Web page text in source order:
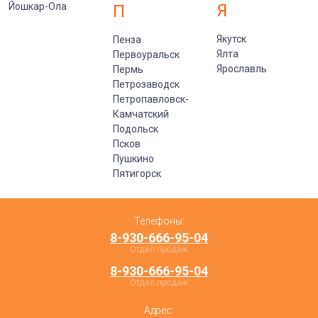
Йошкар-Ола П
Пенза
Первоуральск
Пермь
Петрозаводск
Петропавловск-
Камчатский
Подольск
Псков
Пушкино
Пятигорск
Я
Якутск
Ялта
Ярославль
Телефоны:
8-930-666-95-04
Отдел продаж
8-930-666-95-04
Отдел продаж
Адрес: